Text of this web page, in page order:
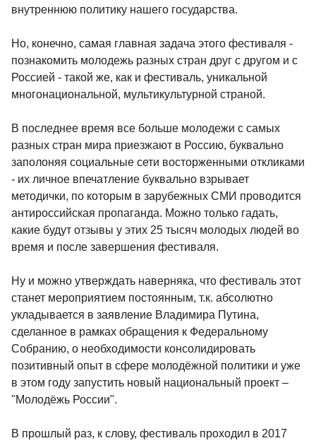
внутреннюю политику нашего государства.
Но, конечно, самая главная задача этого фестиваля -
познакомить молодежь разных стран друг с другом и с
Россией - такой же, как и фестиваль, уникальной
многонациональной, мультикультурной страной.
В последнее время все больше молодежи с самых
разных стран мира приезжают в Россию, буквально
заполоняя социальные сети восторженными откликами
- их личное впечатление буквально взрывает
методички, по которым в зарубежных СМИ проводится
антироссийская пропаганда. Можно только гадать,
какие будут отзывы у этих 25 тысяч молодых людей во
время и после завершения фестиваля.
Ну и можно утверждать наверняка, что фестиваль этот
станет мероприятием постоянным, т.к. абсолютно
укладывается в заявление Владимира Путина,
сделанное в рамках обращения к Федеральному
Собранию, о необходимости консолидировать
позитивный опыт в сфере молодёжной политики и уже
в этом году запустить новый национальный проект –
"Молодёжь России".
В прошлый раз, к слову, фестиваль проходил в 2017